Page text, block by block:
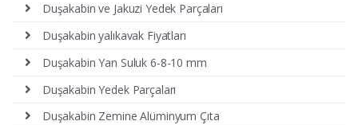
Duşakabin ve Jakuzi Yedek Parçaları
Duşakabin yalıkavak Fiyatları
Duşakabin Yan Suluk 6-8-10 mm
Duşakabin Yedek Parçaları
Duşakabin Zemine Alüminyum Çıta